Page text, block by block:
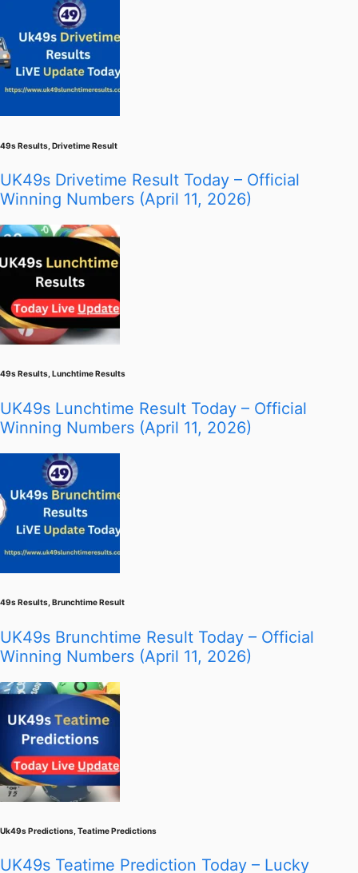
49s Results Drivetime Result
UK49s Drivetime Result Today – Official
Winning Numbers (April 11, 2026)
49s Results Lunchtime Results
UK49s Lunchtime Result Today – Official
Winning Numbers (April 11, 2026)
49s Results Brunchtime Result
UK49s Brunchtime Result Today – Official
Winning Numbers (April 11, 2026)
Uk49s Predictions Teatime Predictions
UK49s Teatime Prediction Today – Lucky